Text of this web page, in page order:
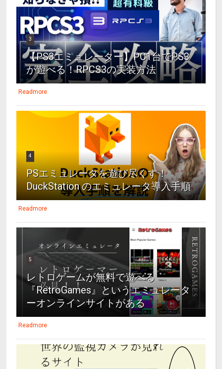
3
【PS3エミュレーター】PC1台でPS3
が遊べる！RPCS3の実装方法
Readmore
4
PSエミュレータを遊び尽くす！
DuckStation のエミュレータ導入手順
Readmore
5
レトロゲームが無料で遊べる
『RetroGames』というエミュレータ
ーオンラインサイトがある
Readmore